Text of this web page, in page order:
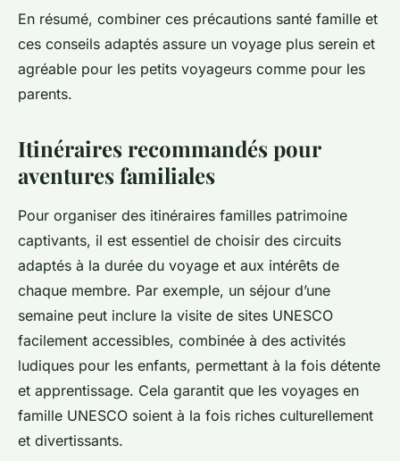
En résumé, combiner ces précautions santé famille et
ces conseils adaptés assure un voyage plus serein et
agréable pour les petits voyageurs comme pour les
parents.
Itinéraires recommandés pour
aventures familiales
Pour organiser des itinéraires familles patrimoine
captivants, il est essentiel de choisir des circuits
adaptés à la durée du voyage et aux intérêts de
chaque membre. Par exemple, un séjour d’une
semaine peut inclure la visite de sites UNESCO
facilement accessibles, combinée à des activités
ludiques pour les enfants, permettant à la fois détente
et apprentissage. Cela garantit que les voyages en
famille UNESCO soient à la fois riches culturellement
et divertissants.